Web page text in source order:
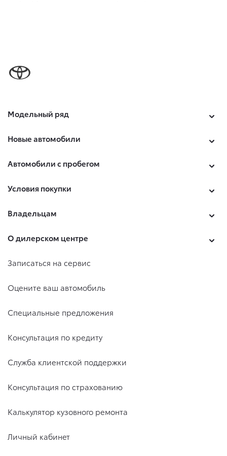
Модельный ряд
Новые автомобили
Автомобили с пробегом
Условия покупки
Владельцам
О дилерском центре
Записаться на сервис
Оцените ваш автомобиль
Специальные предложения
Консультация по кредиту
Служба клиентской поддержки
Консультация по страхованию
Калькулятор кузовного ремонта
Личный кабинет